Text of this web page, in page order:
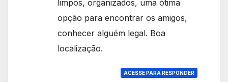
limpos, organizados, uma ótima
opção para encontrar os amigos,
conhecer alguém legal. Boa
localização.
ACESSE PARA RESPONDER